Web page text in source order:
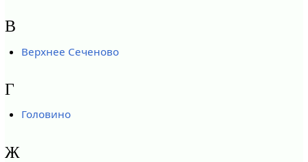
В
Верхнее Сеченово
Г
Головино
Ж